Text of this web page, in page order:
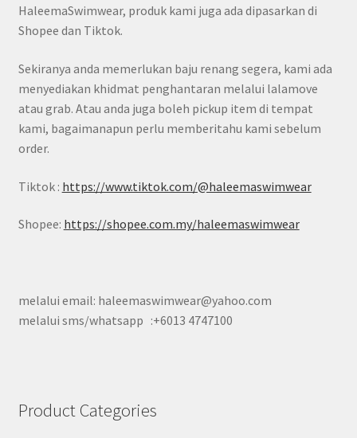
HaleemaSwimwear, produk kami juga ada dipasarkan di
Shopee dan Tiktok.
Sekiranya anda memerlukan baju renang segera, kami ada
menyediakan khidmat penghantaran melalui lalamove
atau grab. Atau anda juga boleh pickup item di tempat
kami, bagaimanapun perlu memberitahu kami sebelum
order.
Tiktok : https://www.tiktok.com/@haleemaswimwear
Shopee: https://shopee.com.my/haleemaswimwear
melalui email: haleemaswimwear@yahoo.com
melalui sms/whatsapp :+6013 4747100
Product Categories